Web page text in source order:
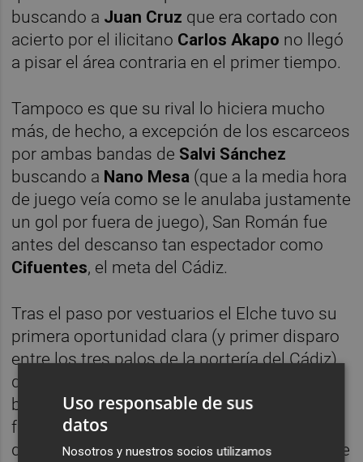
buscando a Juan Cruz que era cortado con
acierto por el ilicitano Carlos Akapo no llegó
a pisar el área contraria en el primer tiempo.
Tampoco es que su rival lo hiciera mucho
más, de hecho, a excepción de los escarceos
por ambas bandas de Salvi Sánchez
buscando a Nano Mesa (que a la media hora
de juego veía como se le anulaba justamente
un gol por fuera de juego), San Román fue
antes del descanso tan espectador como
Cifuentes, el meta del Cádiz.
Tras el paso por vestuarios el Elche tuvo su
primera oportunidad clara (y primer disparo
entre los tres palos de la portería del Cádiz)
del partido, en una jugada iniciada en las
botas de Jony Álamo (el mejor de los
franjiverdes este martes) en la que Iván
desde la derecha pone un centro pasado que
Uso responsable de sus
datos
Nosotros y nuestros socios utilizamos